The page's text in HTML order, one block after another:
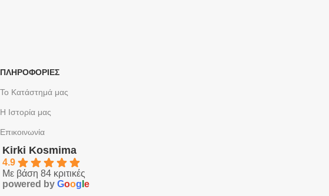
ΠΛΗΡΟΦΟΡΙΕΣ
Το Κατάστημά μας
Η Ιστορία μας
Επικοινωνία
Kirki Kosmima
4.9
Με βάση 84 κριτικές
powered by Goog e